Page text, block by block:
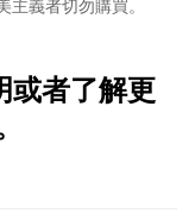
義者切勿購買。
或者了解更